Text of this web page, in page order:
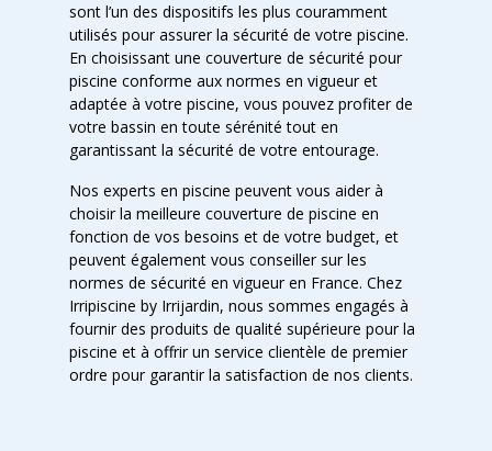
sont l’un des dispositifs les plus couramment
utilisés pour assurer la sécurité de votre piscine.
En choisissant une couverture de sécurité pour
piscine conforme aux normes en vigueur et
adaptée à votre piscine, vous pouvez profiter de
votre bassin en toute sérénité tout en
garantissant la sécurité de votre entourage.
Nos experts en piscine peuvent vous aider à
choisir la meilleure couverture de piscine en
fonction de vos besoins et de votre budget, et
peuvent également vous conseiller sur les
normes de sécurité en vigueur en France. Chez
Irripiscine by Irrijardin, nous sommes engagés à
fournir des produits de qualité supérieure pour la
piscine et à offrir un service clientèle de premier
ordre pour garantir la satisfaction de nos clients.